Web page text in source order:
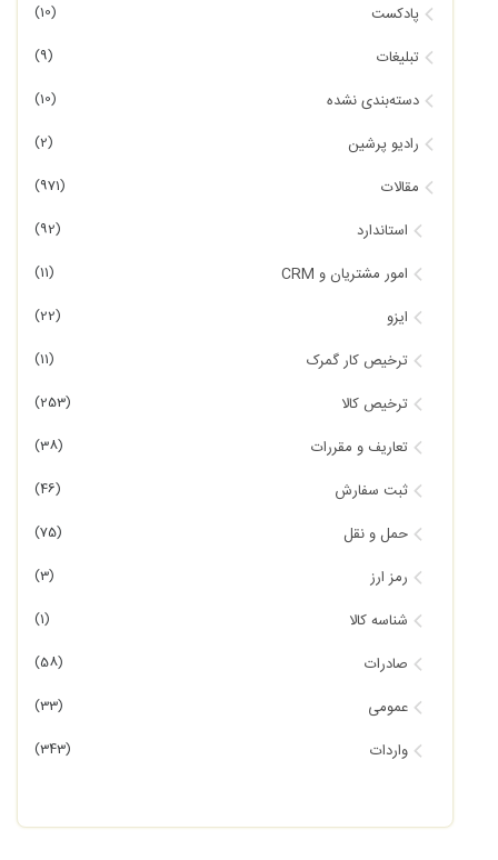
پادکست (10)
تبلیغات (9)
دسته‌بندی نشده (10)
رادیو پرشین (2)
مقالات (971)
استاندارد (92)
امور مشتریان و CRM (11)
ایزو (22)
ترخیص کار گمرک (11)
ترخیص کالا (253)
تعاریف و مقررات (38)
ثبت سفارش (46)
حمل و نقل (75)
رمز ارز (3)
شناسه کالا (1)
صادرات (58)
عمومی (33)
واردات (343)